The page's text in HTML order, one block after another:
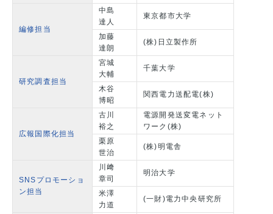
編修担当
中島
達人
東京都市大学
加藤
達朗
(株)日立製作所
研究調査担当
宮城
大輔
千葉大学
木谷
博昭
関西電力送配電(株)
広報国際化担当
古川
裕之
電源開発送変電ネット
ワーク(株)
栗原
世治
(株)明電舎
SNSプロモーショ
ン担当
川﨑
章司
明治大学
米澤
力道
(一財)電力中央研究所